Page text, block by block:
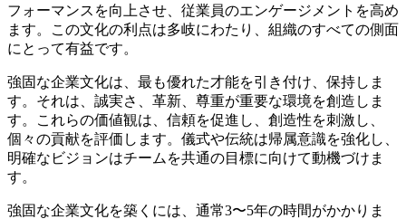
フォーマンスを向上させ、従業員のエンゲージメントを高め
ます。この文化の利点は多岐にわたり、組織のすべての側面
にとって有益です。
強固な企業文化は、最も優れた才能を引き付け、保持しま
す。それは、誠実さ、革新、尊重が重要な環境を創造しま
す。これらの価値観は、信頼を促進し、創造性を刺激し、
個々の貢献を評価します。儀式や伝統は帰属意識を強化し、
明確なビジョンはチームを共通の目標に向けて動機づけま
す。
強固な企業文化を築くには、通常3〜5年の時間がかかりま